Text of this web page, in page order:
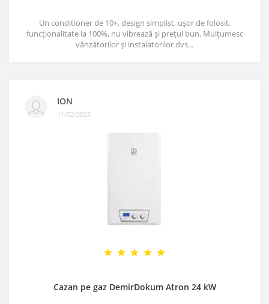
Un conditioner de 10+, design simplist, ușor de folosit,
funcționalitate la 100%, nu vibrează și prețul bun. Mulțumesc
vânzătorilor și instalatorilor dvs...
ION
11/02/2025
Cazan pe gaz DemirDokum Atron 24 kW